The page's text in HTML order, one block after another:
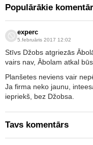
Populārākie
experc
5.februāris 2017 12:02
Stīvs Džobs atgriezās
vairs nav, Ābolam atkal
Planšetes neviens vair
Ja firma neko jaunu,
iepriekš, bez Džobsa.
Tavs komentārs